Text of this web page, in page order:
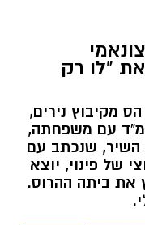
"לו רק
מקיבוץ נירים,
בממ"ד עם משפחתה,
השיר, שנכתב עם
של פינוי, יוצא
את ביתה ההרוס.